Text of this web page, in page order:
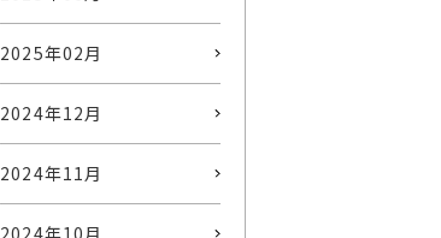
2025年02月
2024年12月
2024年11月